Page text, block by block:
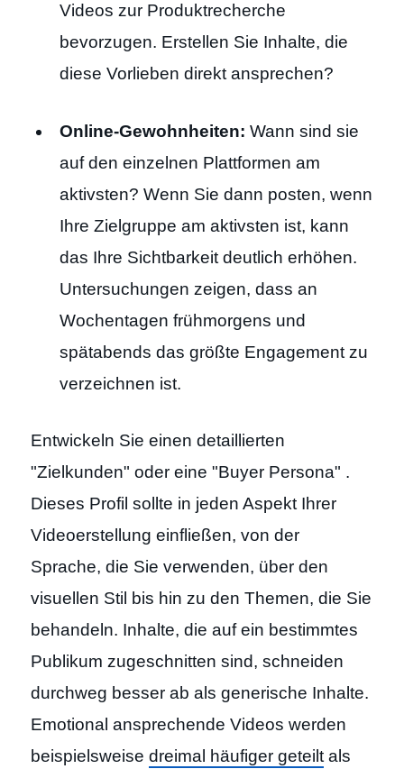
Videos zur Produktrecherche
bevorzugen. Erstellen Sie Inhalte, die
diese Vorlieben direkt ansprechen?
Online-Gewohnheiten: Wann sind sie
auf den einzelnen Plattformen am
aktivsten? Wenn Sie dann posten, wenn
Ihre Zielgruppe am aktivsten ist, kann
das Ihre Sichtbarkeit deutlich erhöhen.
Untersuchungen zeigen, dass an
Wochentagen frühmorgens und
spätabends das größte Engagement zu
verzeichnen ist.
Entwickeln Sie einen detaillierten
"Zielkunden" oder eine "Buyer Persona" .
Dieses Profil sollte in jeden Aspekt Ihrer
Videoerstellung einfließen, von der
Sprache, die Sie verwenden, über den
visuellen Stil bis hin zu den Themen, die Sie
behandeln. Inhalte, die auf ein bestimmtes
Publikum zugeschnitten sind, schneiden
durchweg besser ab als generische Inhalte.
Emotional ansprechende Videos werden
beispielsweise dreimal häufiger geteilt als